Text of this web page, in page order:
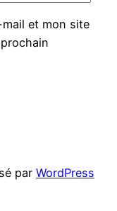
et mon site
par WordPress